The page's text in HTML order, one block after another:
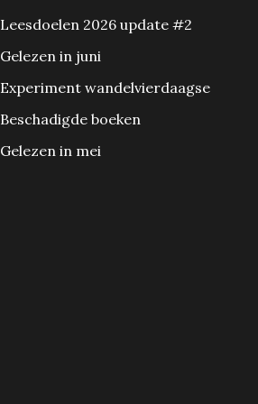
Leesdoelen 2026 update #2
Gelezen in juni
Experiment wandelvierdaagse
Beschadigde boeken
Gelezen in mei